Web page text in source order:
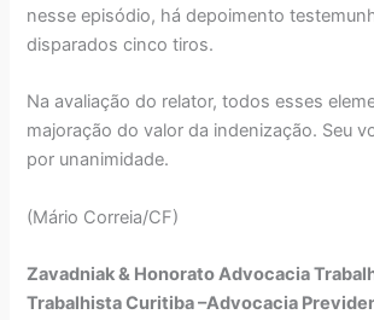
nesse episódio, há depoimento
disparados cinco tiros.
Na avaliação do relator, todos esses
majoração do valor da indenização. Seu
por unanimidade.
(Mário Correia/CF)
Zavadniak & Honorato Advocacia
Trabalhista Curitiba –Advocacia